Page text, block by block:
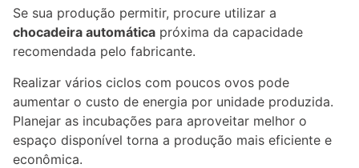
Se sua produção permitir, procure utilizar a
chocadeira automática próxima da capacidade
recomendada pelo fabricante.
Realizar vários ciclos com poucos ovos pode
aumentar o custo de energia por unidade produzida.
Planejar as incubações para aproveitar melhor o
espaço disponível torna a produção mais eficiente e
econômica.